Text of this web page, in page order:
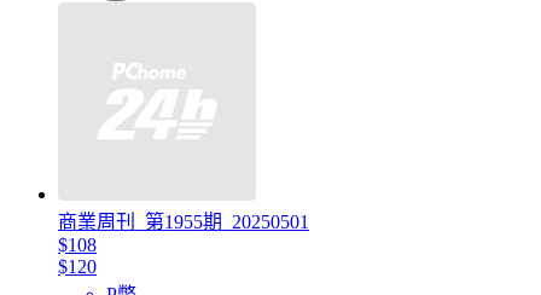
商業周刊_第1955期_20250501
$108
$120